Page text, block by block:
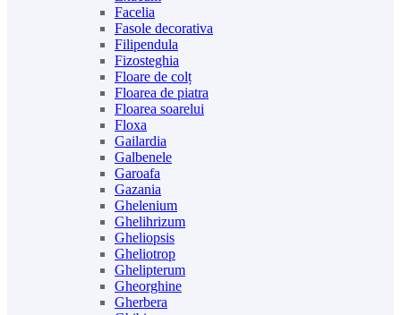
Facelia
Fasole decorativa
Filipendula
Fizosteghia
Floare de colț
Floarea de piatra
Floarea soarelui
Floxa
Gailardia
Galbenele
Garoafa
Gazania
Ghelenium
Ghelihrizum
Gheliopsis
Gheliotrop
Ghelipterum
Gheorghine
Gherbera